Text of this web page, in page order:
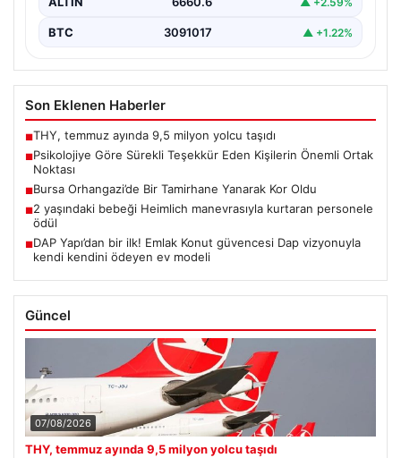
BTC 3091017 ▲ +1.22%
Son Eklenen Haberler
■THY, temmuz ayında 9,5 milyon yolcu taşıdı
■Psikolojiye Göre Sürekli Teşekkür Eden Kişilerin Önemli Ortak
Noktası
■Bursa Orhangazi’de Bir Tamirhane Yanarak Kor Oldu
■2 yaşındaki bebeği Heimlich manevrasıyla kurtaran personele
ödül
■DAP Yapı’dan bir ilk! Emlak Konut güvencesi Dap vizyonuyla
kendi kendini ödeyen ev modeli
Güncel
07/08/2026
THY, temmuz ayında 9,5 milyon yolcu taşıdı